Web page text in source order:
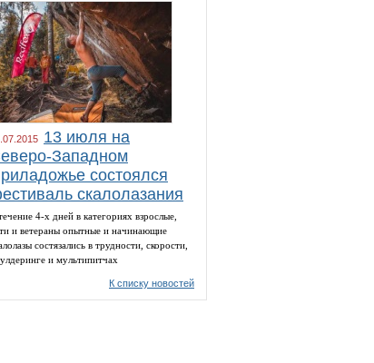
13 июля на
Западном
состоялся
скалолазания
4-х дней в категориях взрослые,
и ветераны опытные и начинающие
состязались в трудности, скорости,
и мультипитчах
К списку новостей